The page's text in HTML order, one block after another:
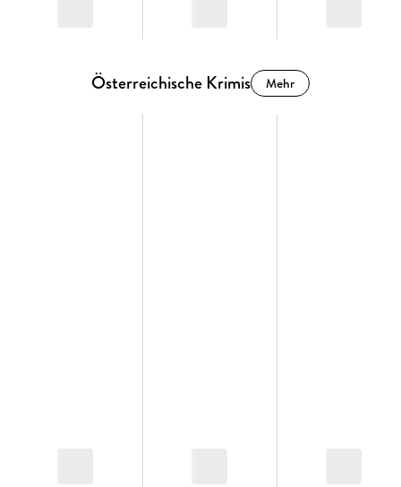
Österreichische Krimis Mehr